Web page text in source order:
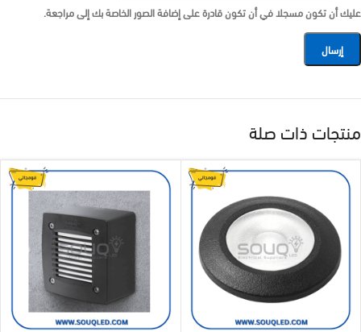
عليك أن تكون مسجلا في أن تكون قادرة على إضافة الصور الخاصة بك إلى مراجعة.
منتجات ذات صلة